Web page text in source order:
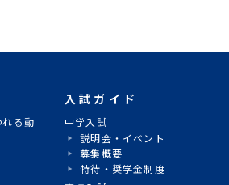
る動
入試ガイド
中学入試
説明会・イベント
募集概要
特待・奨学金制度